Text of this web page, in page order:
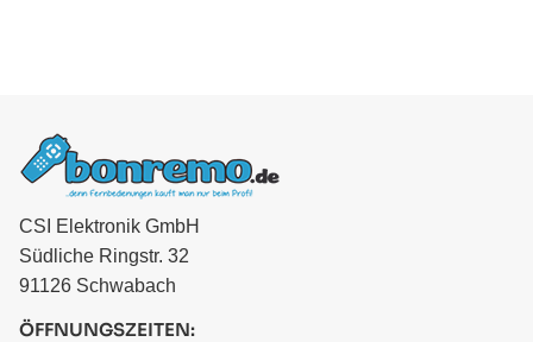
CSI Elektronik GmbH
Südliche Ringstr. 32
91126 Schwabach
ÖFFNUNGSZEITEN: